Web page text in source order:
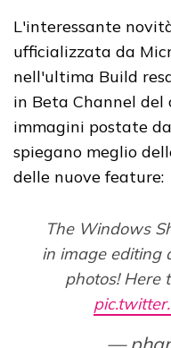
L'interessante
ufficializzata da
nell'ultima Build
in Beta Channel del
immagini postate da
spiegano meglio
delle nuove feature:
The Windows
in image editing
photos! Here
—